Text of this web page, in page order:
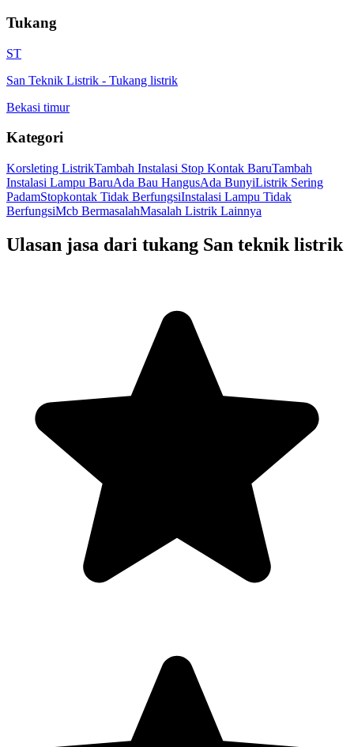
Tukang
ST
San Teknik Listrik - Tukang listrik
Bekasi timur
Kategori
Korsleting ListrikTambah Instalasi Stop Kontak BaruTambah
Instalasi Lampu BaruAda Bau HangusAda BunyiListrik Sering
PadamStopkontak Tidak BerfungsiInstalasi Lampu Tidak
BerfungsiMcb BermasalahMasalah Listrik Lainnya
Ulasan jasa dari tukang San teknik listrik